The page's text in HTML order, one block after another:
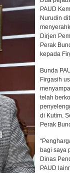
PAUD
Nurudin
Dirjen
Perak
kepada
Bunda
Firgasih
telah
di Kutim.
Perak
bagi saya
Dinas
PAUD